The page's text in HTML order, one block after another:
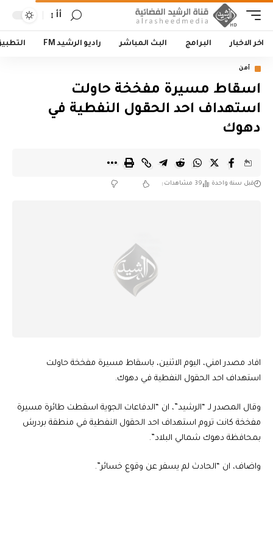
أأ
اخر الاخبار البرامج البث المباشر راديو الرشيد FM
أمن
اسقاط مسيرة مفخخة حاولت
استهداف احد الحقول النفطية في
دهوك
قبل سنة واحدة 39 مشاهدات
افاد مصدر امني، اليوم الاثنين، باسقاط مسيرة مفخخة حاولت
استهداف احد الحقول النفطية في دهوك.
وقال المصدر لـ “الرشيد”، ان “الدفاعات الجوية اسقطت طائرة مسيرة
مفخخة كانت تروم استهداف احد الحقول النفطية في منطقة بردرش
بمحافظة دهوك شمالي البلاد”.
واضاف، ان “الحادث لم يسفر عن وقوع خسائر”.